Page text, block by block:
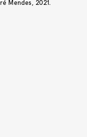
Mendes, 2021.